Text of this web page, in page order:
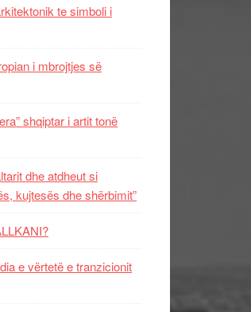
te simboli i
i mbrojtjes së
shqiptar i artit tonë
dhe atdheut si
kujtesës dhe shërbimit”
e vërtetë e tranzicionit